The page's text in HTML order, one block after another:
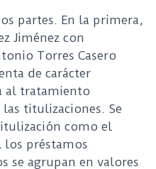
partes. En la primera,
Jiménez con
Torres Casero
de carácter
al tratamiento
titulizaciones. Se
como el
los préstamos
se agrupan en valores